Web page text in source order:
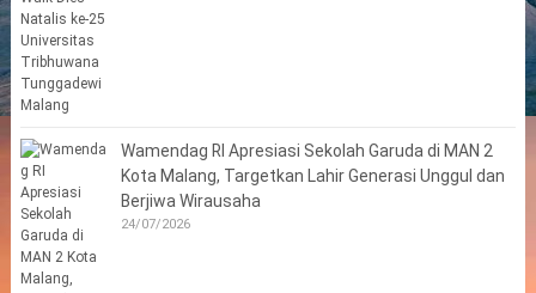
Wamendag RI Apresiasi Sekolah Garuda di MAN 2
Kota Malang, Targetkan Lahir Generasi Unggul dan
Berjiwa Wirausaha
24/07/2026